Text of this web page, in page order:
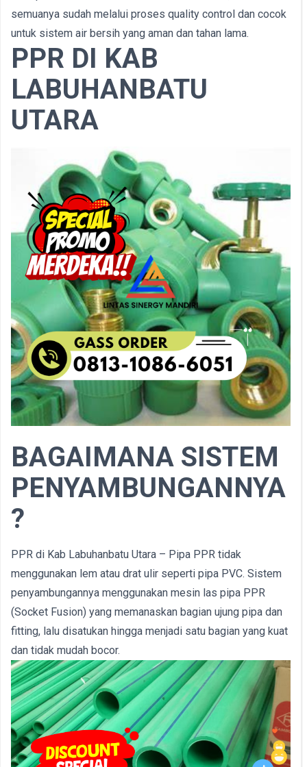
semuanya sudah melalui proses quality control dan cocok
untuk sistem air bersih yang aman dan tahan lama.
PPR DI KAB
LABUHANBATU
UTARA
BAGAIMANA SISTEM
PENYAMBUNGANNYA
?
PPR di Kab Labuhanbatu Utara – Pipa PPR tidak
menggunakan lem atau drat ulir seperti pipa PVC. Sistem
penyambungannya menggunakan mesin las pipa PPR
(Socket Fusion) yang memanaskan bagian ujung pipa dan
fitting, lalu disatukan hingga menjadi satu bagian yang kuat
dan tidak mudah bocor.